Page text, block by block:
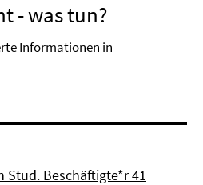
- was tun?
Informationen in
Stud. Beschäftigte*r 41